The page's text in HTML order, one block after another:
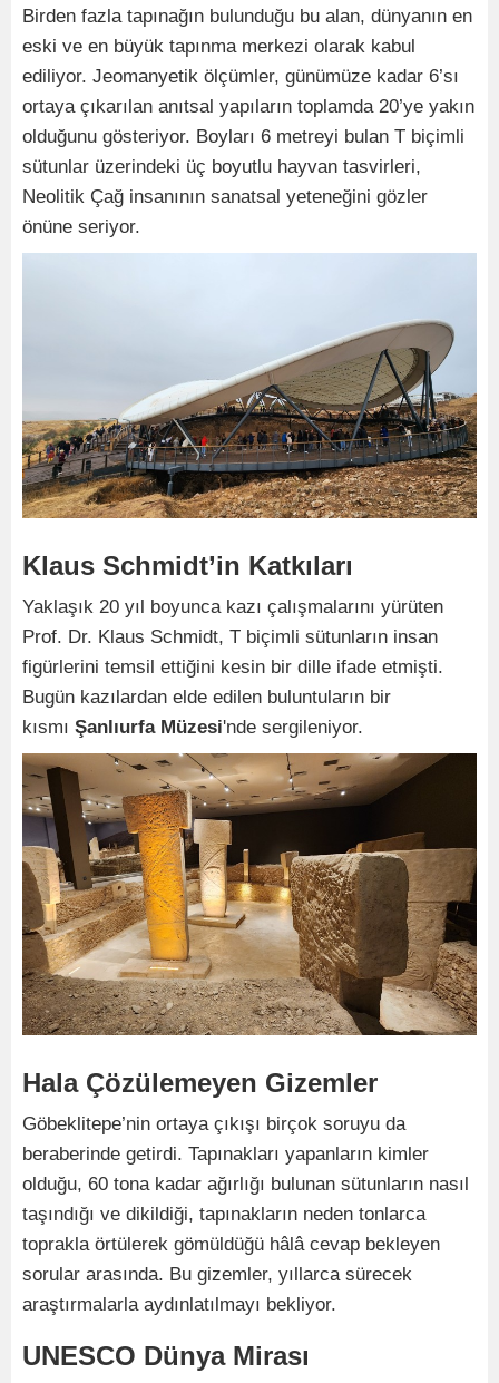
Birden fazla tapınağın bulunduğu bu alan, dünyanın en
eski ve en büyük tapınma merkezi olarak kabul
ediliyor. Jeomanyetik ölçümler, günümüze kadar 6’sı
ortaya çıkarılan anıtsal yapıların toplamda 20’ye yakın
olduğunu gösteriyor. Boyları 6 metreyi bulan T biçimli
sütunlar üzerindeki üç boyutlu hayvan tasvirleri,
Neolitik Çağ insanının sanatsal yeteneğini gözler
önüne seriyor.
Klaus Schmidt’in Katkıları
Yaklaşık 20 yıl boyunca kazı çalışmalarını yürüten
Prof. Dr. Klaus Schmidt, T biçimli sütunların insan
figürlerini temsil ettiğini kesin bir dille ifade etmişti.
Bugün kazılardan elde edilen buluntuların bir
kısmı Şanlıurfa Müzesi'nde sergileniyor.
Hala Çözülemeyen Gizemler
Göbeklitepe’nin ortaya çıkışı birçok soruyu da
beraberinde getirdi. Tapınakları yapanların kimler
olduğu, 60 tona kadar ağırlığı bulunan sütunların nasıl
taşındığı ve dikildiği, tapınakların neden tonlarca
toprakla örtülerek gömüldüğü hâlâ cevap bekleyen
sorular arasında. Bu gizemler, yıllarca sürecek
araştırmalarla aydınlatılmayı bekliyor.
UNESCO Dünya Mirası